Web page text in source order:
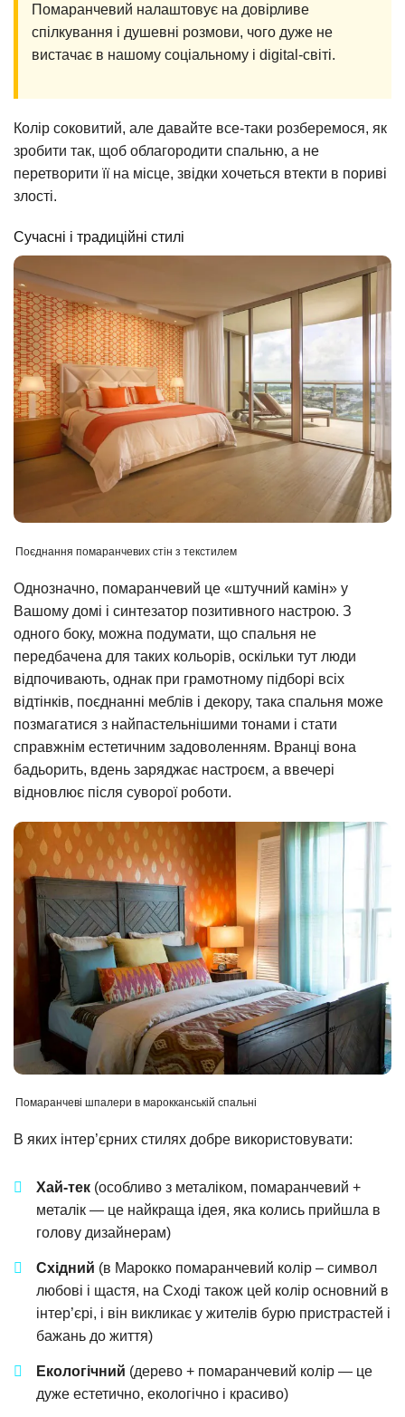
Помаранчевий налаштовує на довірливе
спілкування і душевні розмови, чого дуже не
вистачає в нашому соціальному і digital-світі.
Колір соковитий, але давайте все-таки розберемося, як
зробити так, щоб облагородити спальню, а не
перетворити її на місце, звідки хочеться втекти в пориві
злості.
Сучасні і традиційні стилі
Поєднання помаранчевих стін з текстилем
Однозначно, помаранчевий це «штучний камін» у
Вашому домі і синтезатор позитивного настрою. З
одного боку, можна подумати, що спальня не
передбачена для таких кольорів, оскільки тут люди
відпочивають, однак при грамотному підборі всіх
відтінків, поєднанні меблів і декору, така спальня може
позмагатися з найпастельнішими тонами і стати
справжнім естетичним задоволенням. Вранці вона
бадьорить, вдень заряджає настроєм, а ввечері
відновлює після суворої роботи.
Помаранчеві шпалери в марокканській спальні
В яких інтер’єрних стилях добре використовувати:
Хай-тек (особливо з металіком, помаранчевий +
металік — це найкраща ідея, яка колись прийшла в
голову дизайнерам)
Східний (в Марокко помаранчевий колір – символ
любові і щастя, на Сході також цей колір основний в
інтер’єрі, і він викликає у жителів бурю пристрастей і
бажань до життя)
Екологічний (дерево + помаранчевий колір — це
дуже естетично, екологічно і красиво)